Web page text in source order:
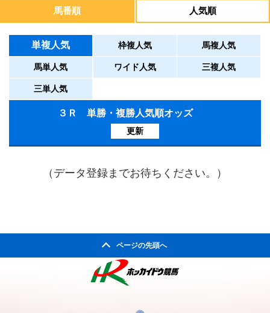
馬番順 人気順
単複人気 枠複人気 馬複人気
馬単人気 ワイド人気 三複人気
三単人気
３Ｒ 単勝・複勝人気順オッズ
更新
（データ登録までお待ちください。）
ページの先頭へ